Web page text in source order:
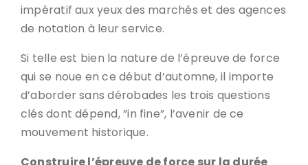
impératif aux yeux des marchés et des agences
de notation à leur service.
Si telle est bien la nature de l’épreuve de force
qui se noue en ce début d’automne, il importe
d’aborder sans dérobades les trois questions
clés dont dépend, ”in fine”, l’avenir de ce
mouvement historique.